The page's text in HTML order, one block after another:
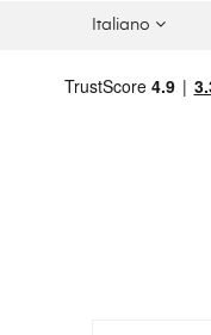
Italiano